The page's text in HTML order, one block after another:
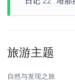
早餐.
坐落在原始森林
免费午餐.
下午, 朝安博西
双人间住宿（含
参观木工艺作坊
(雕塑和镶嵌细
通往首都之路.
转移到您的酒店.
出发前往首都周
拜访铁艺工匠.
旅游主题
自然与发现之旅